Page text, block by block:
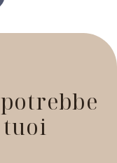
tuoi